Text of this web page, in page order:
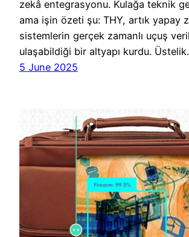
zekâ entegrasyonu. Kulağa teknik
ama işin özeti şu: THY, artık yapay
sistemlerin gerçek zamanlı uçuş
ulaşabildiği bir altyapı kurdu.
5 June 2025